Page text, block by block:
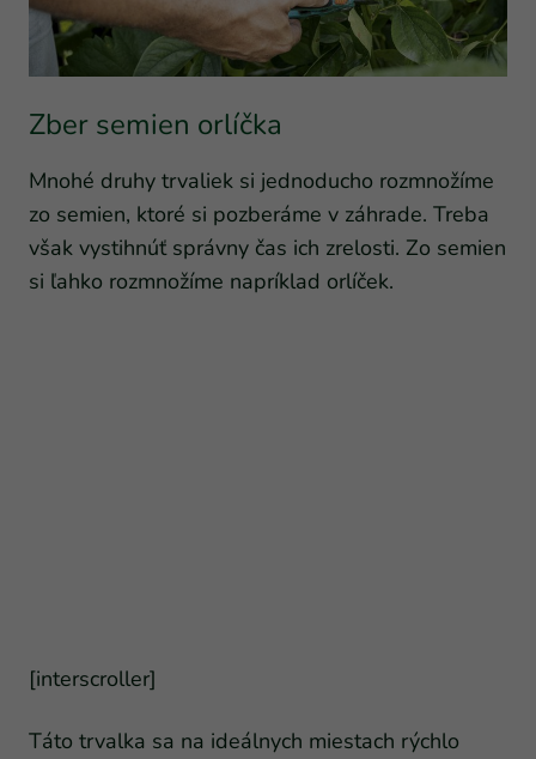
Zber semien orlíčka
Mnohé druhy trvaliek si jednoducho rozmnožíme
zo semien, ktoré si pozberáme v záhrade. Treba
však vystihnúť správny čas ich zrelosti. Zo semien
si ľahko rozmnožíme napríklad orlíček.
[interscroller]
Táto trvalka sa na ideálnych miestach rýchlo